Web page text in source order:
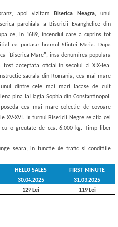
apoi vizitam
Biserica Neagra,unul
parohiala a Bisericii Evanghelice din
ce, in 1689, incendiul care a cuprins tot
ea purtase hramul Sfintei Maria. Dupa
"Biserica Mare", insa denumirea populara
fost acceptata oficial in secolul al XIX-lea.
sacrala din Romania, cea mai mare
dintre cele mai mari lacase de cult
pina la Hagia Sophia din Constantinopol.
cea mai mare colectie de covoare
XV-XVI. In turnul Bisericii Negre se afla cel
o greutate de cca. 6.000 kg. Timp liber
seara, in functie de trafic si conditiile
HELLO SALES
30.04.2025
FIRST MINUTE
31.03.2025
129 Lei 119 Lei